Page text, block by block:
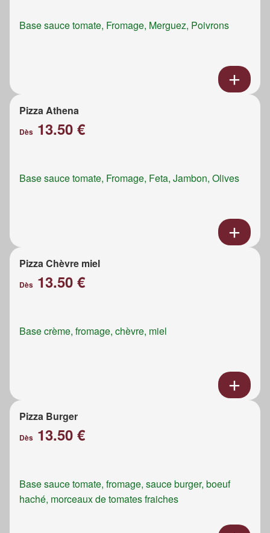
Base sauce tomate, Fromage, Merguez, Poivrons
Pizza Athena
Dès 13.50 €
Base sauce tomate, Fromage, Feta, Jambon, Olives
Pizza Chèvre miel
Dès 13.50 €
Base crème, fromage, chèvre, miel
Pizza Burger
Dès 13.50 €
Base sauce tomate, fromage, sauce burger, boeuf
haché, morceaux de tomates fraiches